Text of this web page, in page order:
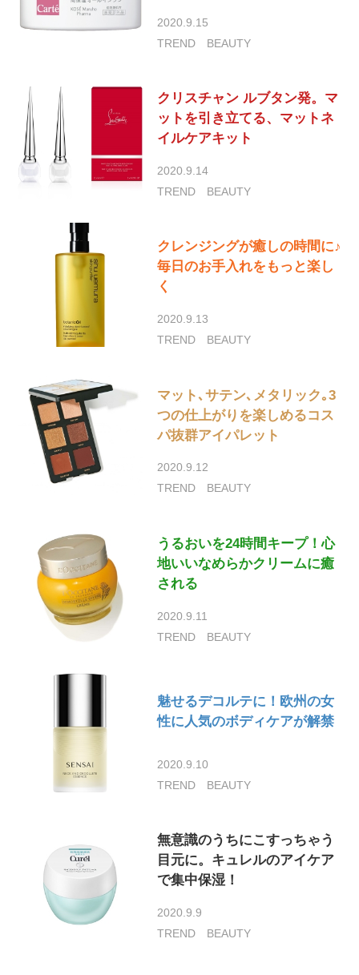
2020.9.15
TREND
BEAUTY
クリスチャン ルブタン発。マ
ットを引き立てる、マットネ
イルケアキット
2020.9.14
TREND
BEAUTY
クレンジングが癒しの時間に♪
毎日のお手入れをもっと楽し
く
2020.9.13
TREND
BEAUTY
マット､サテン､メタリック｡3
つの仕上がりを楽しめるコス
パ抜群アイパレット
2020.9.12
TREND
BEAUTY
うるおいを24時間キープ！心
地いいなめらかクリームに癒
される
2020.9.11
TREND
BEAUTY
魅せるデコルテに！欧州の女
性に人気のボディケアが解禁
2020.9.10
TREND
BEAUTY
無意識のうちにこすっちゃう
目元に。キュレルのアイケア
で集中保湿！
2020.9.9
TREND
BEAUTY